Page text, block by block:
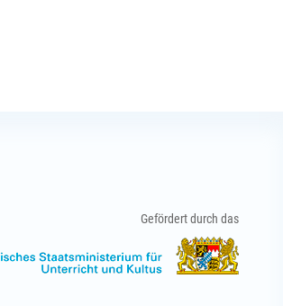
Gefördert durch das